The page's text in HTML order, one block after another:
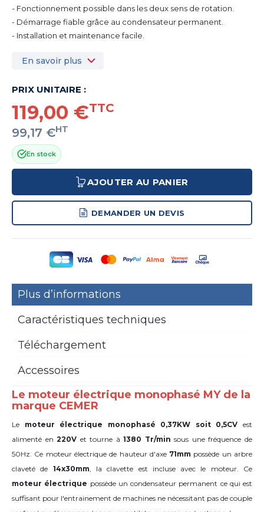
- Fonctionnement possible dans les deux sens de rotation.
- Démarrage fiable grâce au condensateur permanent.
- Installation et maintenance facile.
En savoir plus
PRIX UNITAIRE :
119,00 €TTC
99,17 €HT
En stock
AJOUTER AU PANIER
DEMANDER UN DEVIS
Plus d’informations
Caractéristiques techniques
Téléchargement
Accessoires
Le moteur électrique monophasé MY de la
marque CEMER
Le moteur électrique monophasé 0,37KW soit 0,5CV est
alimenté en220V et tourne à1380 Tr/min sous une fréquence de
50Hz. Ce moteur électrique de hauteur d'axe 71mm possède un arbre
claveté de 14x30mm,
la clavette est incluse avec le moteur. Ce
moteur électrique possède un condensateur permanent ce qui est
suffisant pour l'entrainement de machines ne nécessitant pas de couple